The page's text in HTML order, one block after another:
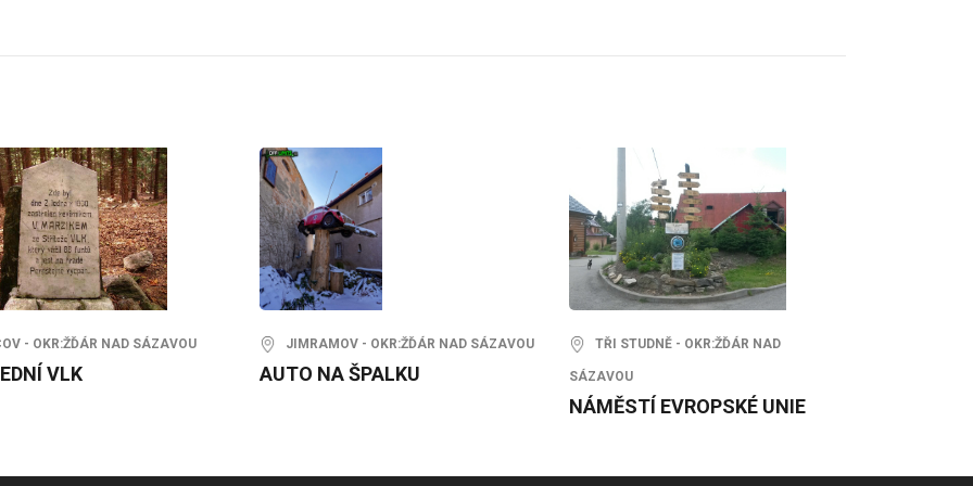
- OKR:ŽĎÁR NAD SÁZAVOU
VLK
JIMRAMOV - OKR:ŽĎÁR NAD SÁZAVOU
AUTO NA ŠPALKU
TŘI STUDNĚ - OKR:ŽĎÁR NAD
SÁZAVOU
NÁMĚSTÍ EVROPSKÉ UNIE